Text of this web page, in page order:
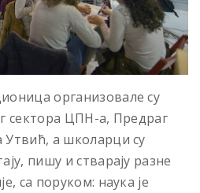
организовале су
сектора ЦПН-а, Предраг
а школарци су
пишу и стварају разне
са поруком: наука је